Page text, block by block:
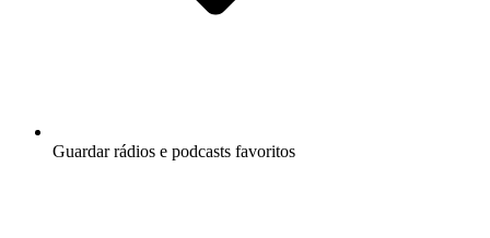
Guardar rádios e podcasts favoritos